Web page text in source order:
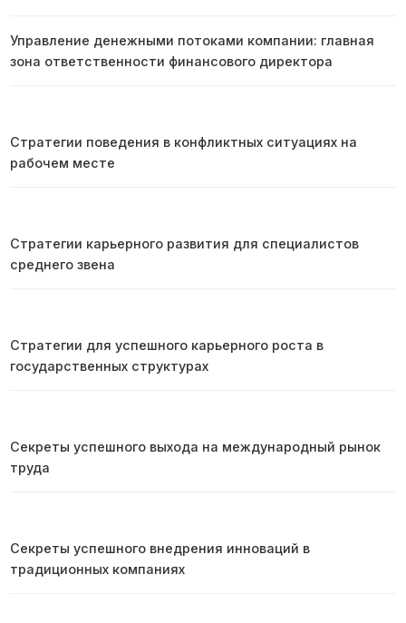
Управление денежными потоками компании: главная
зона ответственности финансового директора
Стратегии поведения в конфликтных ситуациях на
рабочем месте
Стратегии карьерного развития для специалистов
среднего звена
Стратегии для успешного карьерного роста в
государственных структурах
Секреты успешного выхода на международный рынок
труда
Секреты успешного внедрения инноваций в
традиционных компаниях